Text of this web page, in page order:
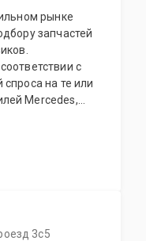
рынке
запчастей
с
на те или
Mercedes,
Viano,
LT, Crafter,
цены.
3с5